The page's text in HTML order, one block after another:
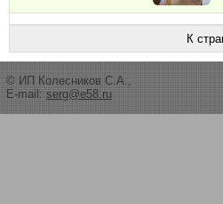
К
© ИП Колесников С.А.,
E-mail: serg@e58.ru